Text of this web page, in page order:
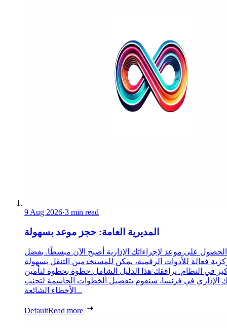
9 Aug 2026·3 min read
المديرية العامة: حجز موعد بسهولة
الحصول على موعد لإجراءاتك الإدارية أصبح الآن مبسطًا. بفضل
فعالة للأدوات الرقمية، يمكن للمستخدمين التنقل بسهولة
في النظام. يرافقك هذا الدليل الشامل خطوة بخطوة لتأمين
الإداري في فرنسا. سنقوم بتفصيل الخطوات الحاسمة لتجنب
الأخطاء الشائعة...
DefaultRead more